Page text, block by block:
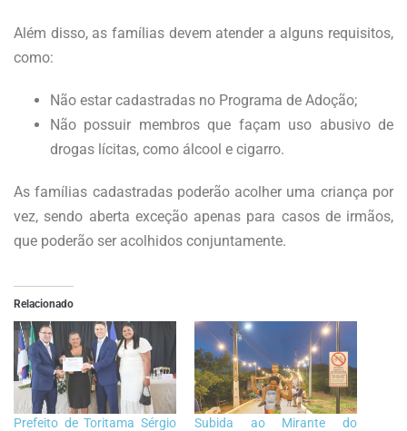
Além disso, as famílias devem atender a alguns requisitos,
como:
Não estar cadastradas no Programa de Adoção;
Não possuir membros que façam uso abusivo de
drogas lícitas, como álcool e cigarro.
As famílias cadastradas poderão acolher uma criança por
vez, sendo aberta exceção apenas para casos de irmãos,
que poderão ser acolhidos conjuntamente.
Relacionado
Prefeito de Toritama Sérgio
Subida ao Mirante do